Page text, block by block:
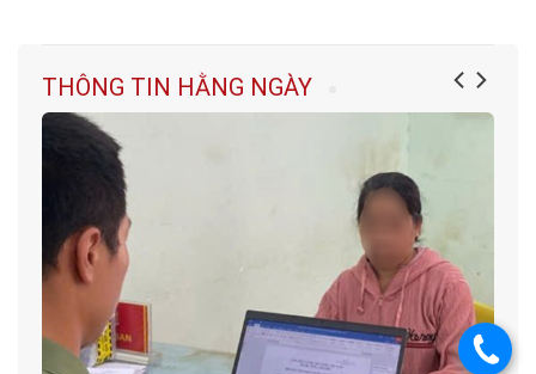
THÔNG TIN HẰNG NGÀY
.